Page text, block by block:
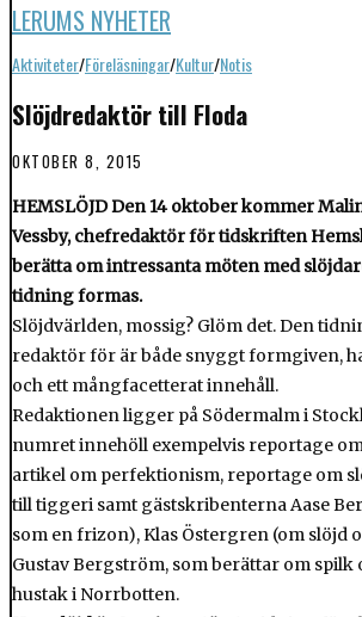
LERUMS NYHETER
Aktiviteter/Föreläsningar/Kultur/Notis
Slöjdredaktör till Floda
OKTOBER 8, 2015
HEMSLÖJD Den 14 oktober kommer
Vessby, chefredaktör för tidskriften
berätta om intressanta möten med
tidning formas.
Slöjdvärlden, mossig? Glöm det. Den
redaktör för är både snyggt formgiven,
och ett mångfacetterat innehåll.
Redaktionen ligger på Södermalm i
numret innehöll exempelvis reportage
artikel om perfektionism, reportage om
till tiggeri samt gästskribenterna Aase
som en frizon), Klas Östergren (om slöjd
Gustav Bergström, som berättar om spilk
hustak i Norrbotten.